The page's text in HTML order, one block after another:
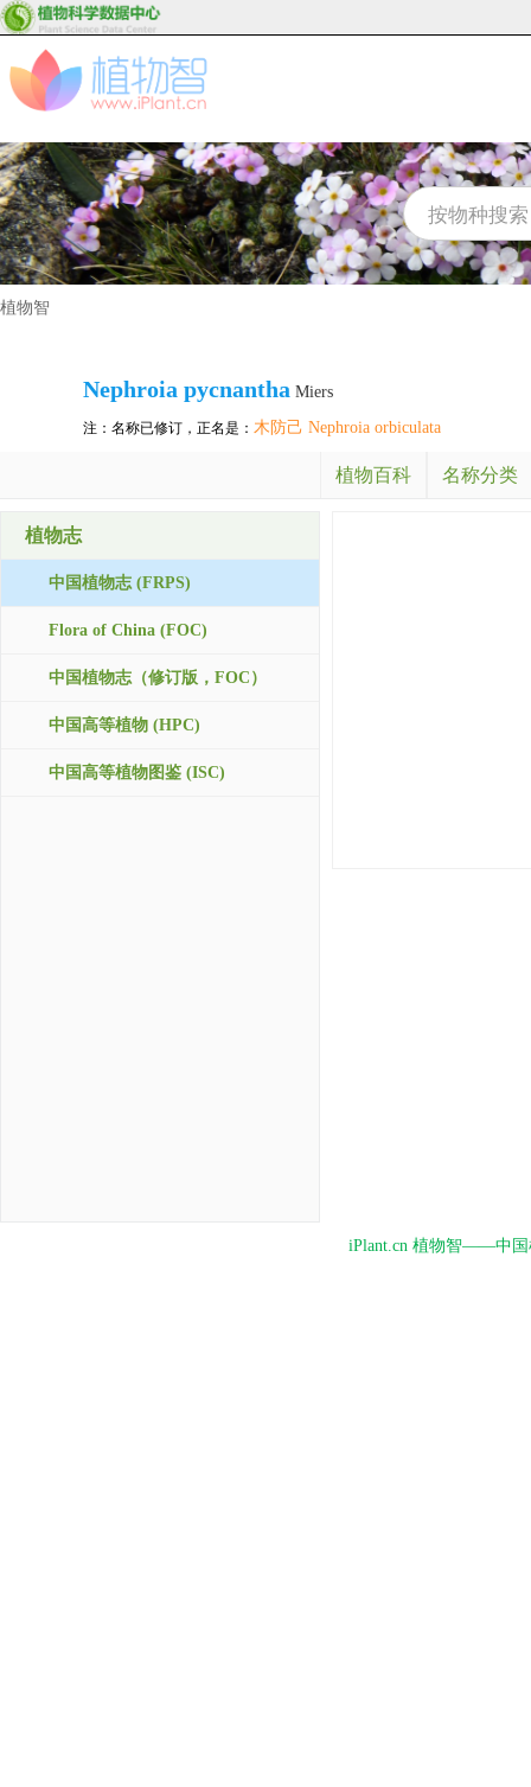
植物智
Nephroia pycnantha Miers
注：名称已修订，正名是： 木防己 Nephroia orbiculata
植物百科 名称分类
植物志
中国植物志 (FRPS)
Flora of China (FOC)
中国植物志（修订版，FOC）
中国高等植物 (HPC)
中国高等植物图鉴 (ISC)
iPlant.cn 植物智——中国